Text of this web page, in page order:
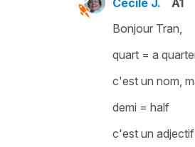
Bonjour Tran,
quart = a
c'est un nom,
demi = half
c'est un